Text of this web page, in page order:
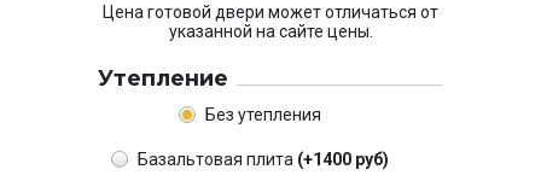
Цена готовой двери может отличаться от
указанной на сайте цены.
Утепление
Без утепления
Базальтовая плита (+1400 руб)